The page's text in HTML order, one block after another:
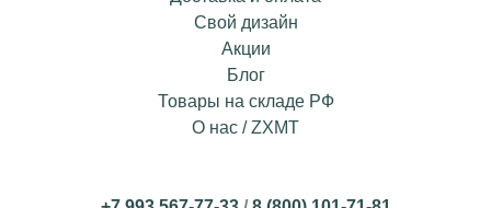
Свой дизайн
Акции
Блог
Товары на складе РФ
О нас / ZXMT